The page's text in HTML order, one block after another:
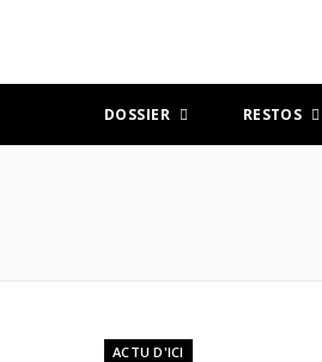
DOSSIER RESTOS
ACTU D'ICI